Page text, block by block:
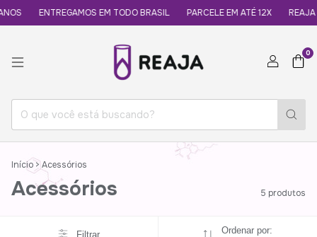
ENTREGAMOS EM TODO BRASIL PARCELE EM ATÉ 12X REAJA
0
Início> Acessórios
Acessórios 5 produtos
Filtrar Ordenar por: